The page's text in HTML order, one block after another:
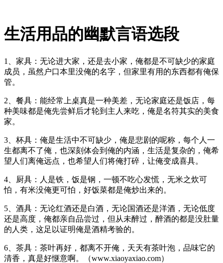
生活用品的幽默言语选段
1、家具：无论进大家，还是去小家，俺都是不可缺少的家庭
成员，虽然户口本里没俺的名字，但家里有用的东西都有俺保
管。
2、餐具：能经常上桌真是一种美差，无论家庭还是饭店，每
种美味都是俺先尝鲜后才轮到主人来吃，俺是名符其实的美食
家。
3、杯具：俺是生活中不可缺少，俺是悲剧的呢称，每个人一
生都离不了俺，也深刻体会到俺的内涵，生活是复杂的，俺希
望人们离俺远点，也希望人们将俺打碎，让俺变成喜具。
4、厨具：人是铁，饭是钢，一顿不吃心发慌，无米之炊可
怕，有米没俺更可怕，好饭菜都是俺炒出来的。
5、酒具：无论红酒还是白酒，无论国酒还是洋酒，无论低度
还是高度，俺都亲自品尝过，但从未醉过，醉酒的都是没肚量
的人类，这足以证明俺是酒精考验的。
6、茶具：茶叶再好，都离不开俺，天天有茶叶泡，品味它的
清香，真是好惬意啊。（www.xiaoyaxiao.com）